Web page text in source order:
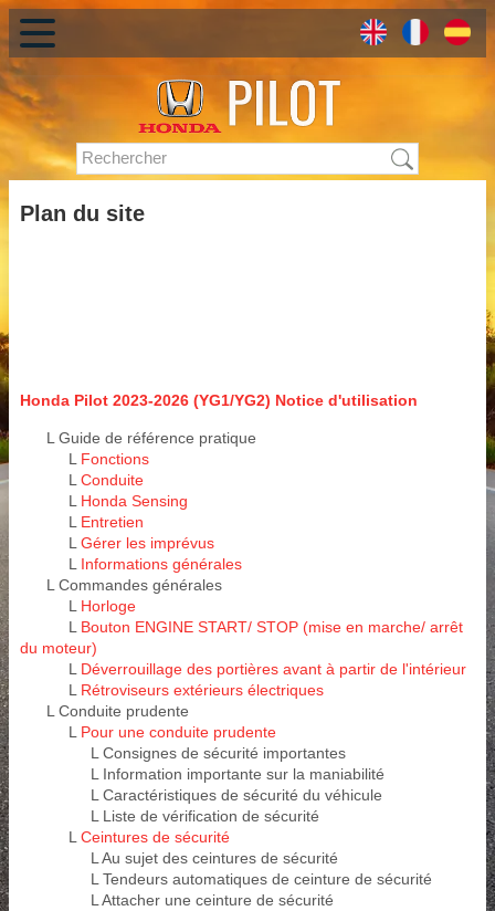
Plan du site
Honda Pilot 2023-2026 (YG1/YG2) Notice d'utilisation
L Guide de référence pratique
L Fonctions
LConduite
L Honda Sensing
L Entretien
LGérer les imprévus
L Informations générales
L Commandes générales
L Horloge
L Bouton ENGINE START/ STOP (mise en marche/ arrêt
du moteur)
L Déverrouillage des portières avant à partir de l'intérieur
L Rétroviseurs extérieurs électriques
L Conduite prudente
L Pour une conduite prudente
L Consignes de sécurité importantes
L Information importante sur la maniabilité
L Caractéristiques de sécurité du véhicule
L Liste de vérification de sécurité
LCeintures de sécurité
L Au sujet des ceintures de sécurité
L Tendeurs automatiques de ceinture de sécurité
L Attacher une ceinture de sécurité